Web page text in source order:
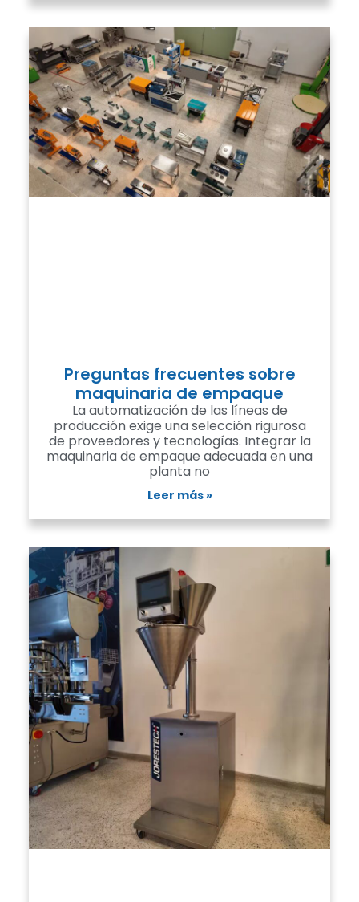
Preguntas frecuentes sobre
maquinaria de empaque
La automatización de las líneas de
producción exige una selección rigurosa
de proveedores y tecnologías. Integrar la
maquinaria de empaque adecuada en una
planta no
Leer más »